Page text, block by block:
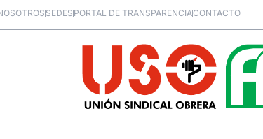
SEDESPORTAL DE TRANSPARENCIACONTACTO